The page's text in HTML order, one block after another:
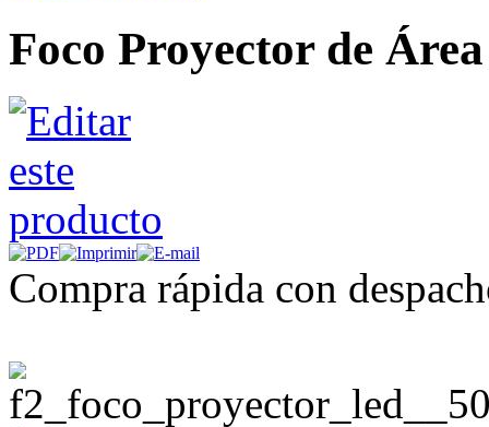
Foco Proyector de
Compra rápida con